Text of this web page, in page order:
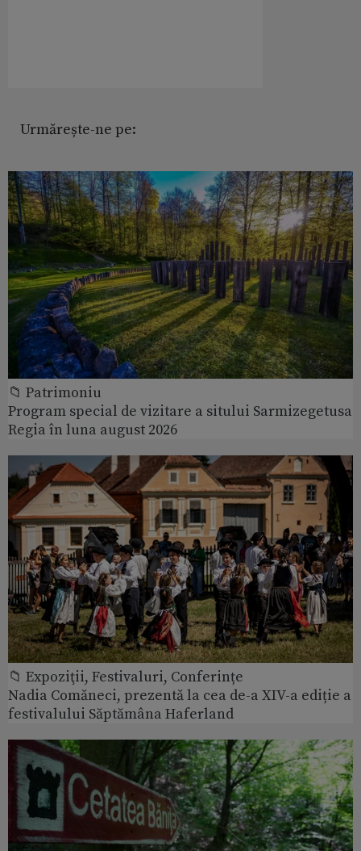
Urmărește-ne pe:
📁 Patrimoniu
Program special de vizitare a sitului Sarmizegetusa
Regia în luna august 2026
📁 Expoziţii, Festivaluri, Conferințe
Nadia Comăneci, prezentă la cea de-a XIV-a ediție a
festivalului Săptămâna Haferland